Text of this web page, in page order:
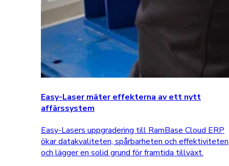
Easy-Laser mäter effekterna av ett nytt
affärssystem
Easy-Lasers uppgradering till RamBase Cloud ERP
ökar datakvaliteten, spårbarheten och effektiviteten
och lägger en solid grund för framtida tillväxt.